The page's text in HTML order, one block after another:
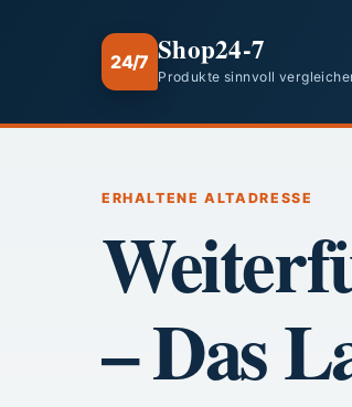
24/7 Shop24-7
Produkte sinnvoll
ERHALTENE ALTADRESSE
– Das